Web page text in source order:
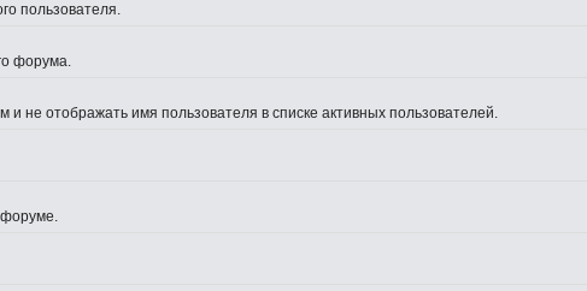
пользователя.
форума.
не отображать имя пользователя в списке активных пользователей.